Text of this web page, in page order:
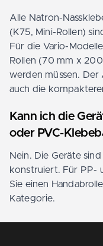
Alle Natron-
(K75, Mini-Rollen)
Für die Vario-
Rollen (70 mm x
werden müssen.
auch die
Kann ich die
oder PVC-
Nein. Die Geräte
konstruiert. Für PP-
Sie einen
Kategorie.